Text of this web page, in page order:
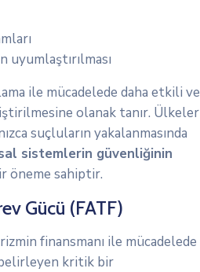
uyumlaştırılması
ile mücadelede daha etkili ve
olanak tanır. Ülkeler
suçluların yakalanmasında
sistemlerin güvenliğinin
öneme sahiptir.
Gücü (FATF)
finansmanı ile mücadelede
kritik bir